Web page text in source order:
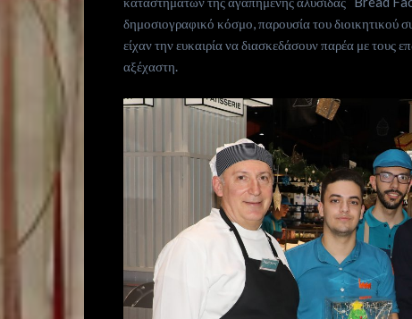
is
now
Contact
Subscribe
Search
δημοσιογραφικό κόσμο, παρουσία του διοικητικού
είχαν την ευκαιρία να διασκεδάσουν παρέα με τους
αξέχαστη.